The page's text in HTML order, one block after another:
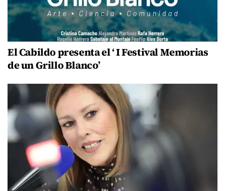
El Cabildo presenta el ‘ I Festival Memorias
de un Grillo Blanco’